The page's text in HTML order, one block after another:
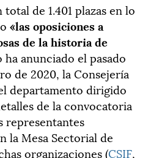
de 1.401 plazas en lo
«las oposiciones a
de la historia de
ha anunciado el pasado
de 2020, la Consejería
departamento dirigido
de la convocatoria
representantes
la Mesa Sectorial de
organizaciones (CSIF,